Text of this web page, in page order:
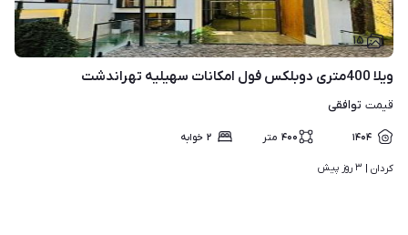
۱۵
ویلا 400متری دوبلکس فول امکانات سهیلیه تهراندشت
قیمت توافقی
۱۴۰۴ ۴۰۰ متر ۲ خوابه
کردان | ۳ روز پیش